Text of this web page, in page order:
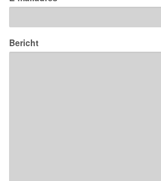
Bericht